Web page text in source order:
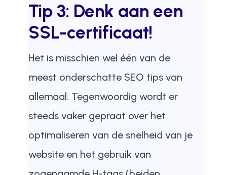
Tip 3: Denk aan een
SSL-certificaat!
Het is misschien wel één van de
meest onderschatte SEO tips van
allemaal. Tegenwoordig wordt er
steeds vaker gepraat over het
optimaliseren van de snelheid van je
website en het gebruik van